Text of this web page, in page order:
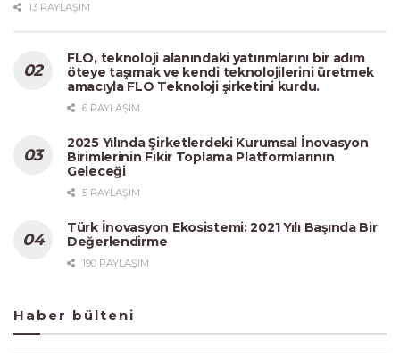
13 PAYLAŞIM
FLO, teknoloji alanındaki yatırımlarını bir adım
öteye taşımak ve kendi teknolojilerini üretmek
amacıyla FLO Teknoloji şirketini kurdu.
6 PAYLAŞIM
2025 Yılında Şirketlerdeki Kurumsal İnovasyon
Birimlerinin Fikir Toplama Platformlarının
Geleceği
5 PAYLAŞIM
Türk İnovasyon Ekosistemi: 2021 Yılı Başında Bir
Değerlendirme
190 PAYLAŞIM
Haber bülteni